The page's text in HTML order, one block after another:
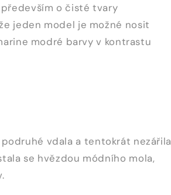
o čisté tvary
jeden model je možné nosit
modré barvy v kontrastu
vdala a tentokrát nezářila
se hvězdou módního mola,